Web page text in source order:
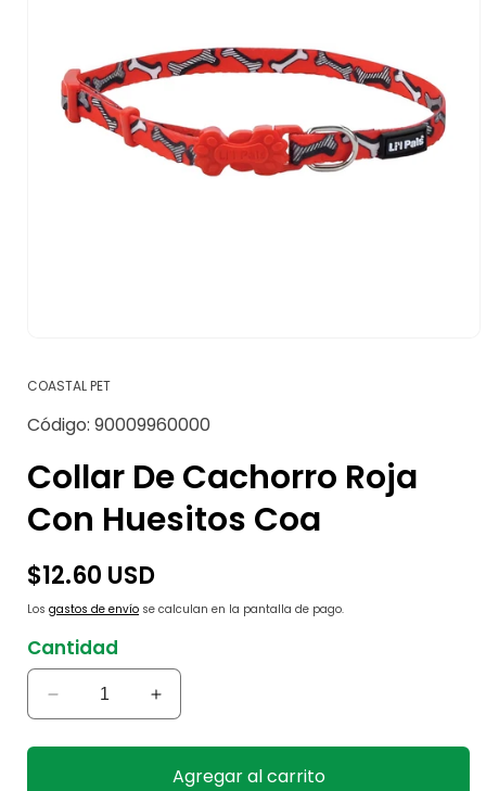
multimedia
1
una
COASTAL PET
Código: SKU:
90009960000
Collar De Cachorro Roja
Con Huesitos Coa
Precio
habitual
$12.60 USD
Los gastos de envío se calculan en la pantalla de pago.
Cantidad
Reducir
cantidad
para
Aumentar
cantidad
para
Collar
Agregar al carrito